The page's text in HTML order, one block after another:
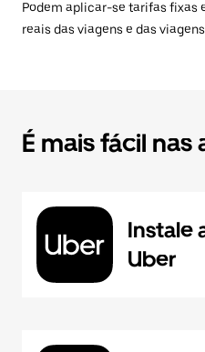
Podem aplicar-se tarifas fixas
reais das viagens e das
É mais fácil nas
Instale
Uber